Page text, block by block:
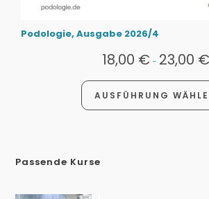
Podologie, Ausgabe 2026/4
18,00 €- 23,00 €
AUSFÜHRUNG
Passende Kurse